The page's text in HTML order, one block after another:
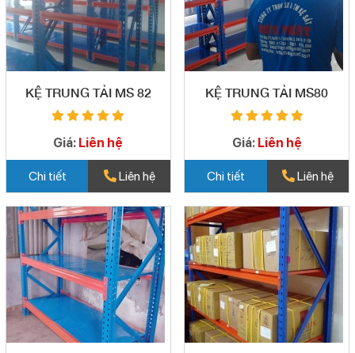
KỆ TRUNG TẢI MS 82
Giá: Liên hệ
Chi tiết Liên hệ
KỆ TRUNG TẢI MS80
Giá: Liên hệ
Chi tiết Liên hệ